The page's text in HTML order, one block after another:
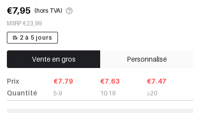
€7,95 (hors TVA)
MSRP €23,99
2 à 5 jours
Vente en gros Personnalisé
Prix
Quantité
€7.79
5-9
€7.63
10-19
€7.47
≥20